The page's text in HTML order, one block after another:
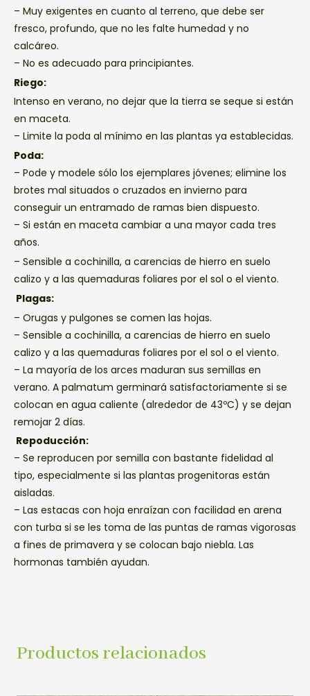
– Muy exigentes en cuanto al terreno, que debe ser
fresco, profundo, que no les falte humedad y no
calcáreo.
– No es adecuado para principiantes.
Riego:
Intenso en verano, no dejar que la tierra se seque si están
en maceta.
– Limite la poda al mínimo en las plantas ya establecidas.
Poda:
– Pode y modele sólo los ejemplares jóvenes; elimine los
brotes mal situados o cruzados en invierno para
conseguir un entramado de ramas bien dispuesto.
– Si están en maceta cambiar a una mayor cada tres
años.
– Sensible a cochinilla, a carencias de hierro en suelo
calizo y a las quemaduras foliares por el sol o el viento.
Plagas:
– Orugas y pulgones se comen las hojas.
– Sensible a cochinilla, a carencias de hierro en suelo
calizo y a las quemaduras foliares por el sol o el viento.
– La mayoría de los arces maduran sus semillas en
verano. A palmatum germinará satisfactoriamente si se
colocan en agua caliente (alrededor de 43ºC) y se dejan
remojar 2 días.
Repoducción:
– Se reproducen por semilla con bastante fidelidad al
tipo, especialmente si las plantas progenitoras están
aisladas.
– Las estacas con hoja enraízan con facilidad en arena
con turba si se les toma de las puntas de ramas vigorosas
a fines de primavera y se colocan bajo niebla. Las
hormonas también ayudan.
Productos relacionados